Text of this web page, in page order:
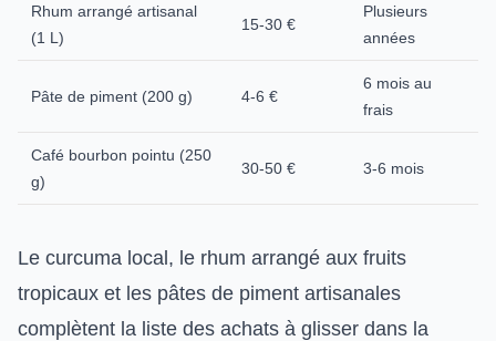
Rhum arrangé artisanal
(1 L)
15-30 €
Plusieurs
années
Pâte de piment (200 g) 4-6 €
6 mois au
frais
Café bourbon pointu (250
g)
30-50 € 3-6 mois
Le curcuma local, le rhum arrangé aux fruits
tropicaux et les pâtes de piment artisanales
complètent la liste des achats à glisser dans la